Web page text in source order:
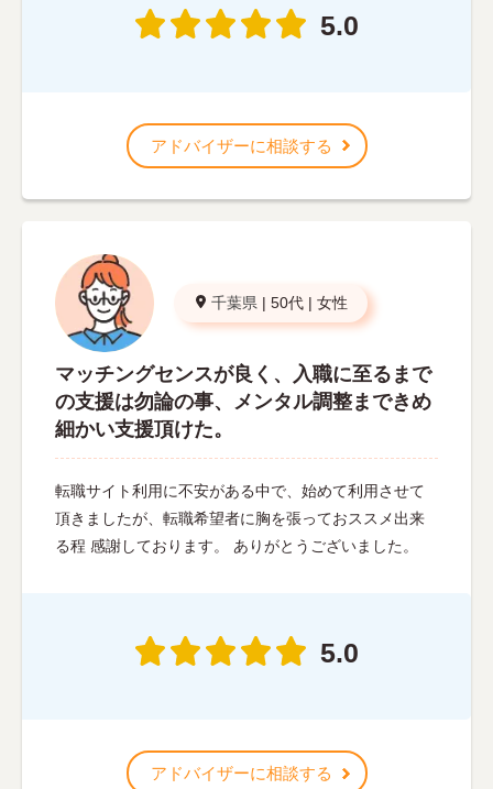
5.0
アドバイザーに相談する
千葉県 | 50代 | 女性
マッチングセンスが良く、入職に至るまで
の支援は勿論の事、メンタル調整まできめ
細かい支援頂けた。
転職サイト利用に不安がある中で、始めて利用させて
頂きましたが、転職希望者に胸を張っておススメ出来
る程 感謝しております。 ありがとうございました。
5.0
アドバイザーに相談する